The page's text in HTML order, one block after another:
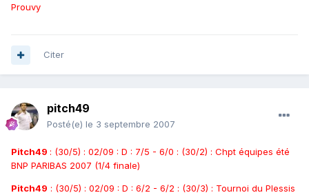
Prouvy
Citer
pitch49
Posté(e) le 3 septembre 2007
Pitch49 : (30/5) : 02/09 : D : 7/5 - 6/0 : (30/2) : Chpt équipes été
BNP PARIBAS 2007 (1/4 finale)
Pitch49 : (30/5) : 02/09 : D : 6/2 - 6/2 : (30/3) : Tournoi du Plessis